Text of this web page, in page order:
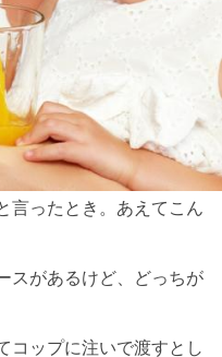
言ったとき。あえてこん
スがあるけど、どっちが
コップに注いで渡すとし